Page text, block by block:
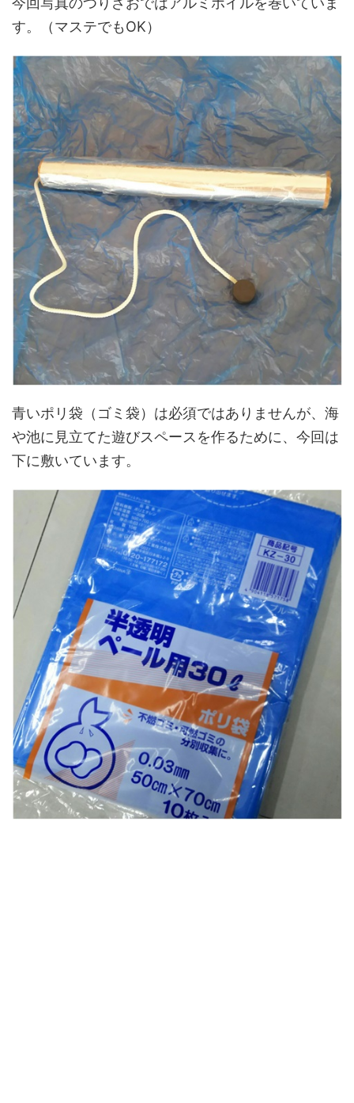
す。（マステでもOK）
青いポリ袋（ゴミ袋）は必須ではありませんが、海
や池に見立てた遊びスペースを作るために、今回は
下に敷いています。